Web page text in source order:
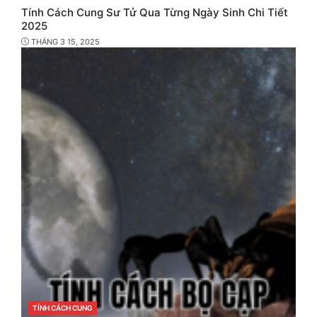
Tính Cách Cung Sư Tử Qua Từng Ngày Sinh Chi Tiết
2025
THÁNG 3 15, 2025
CATEGORIES
TÍNH CÁCH CUNG